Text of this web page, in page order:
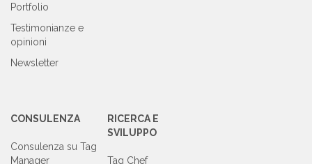
Portfolio
Testimonianze e
opinioni
Newsletter
CONSULENZA
Consulenza su Tag
Manager
RICERCA E
SVILUPPO
Tag Chef